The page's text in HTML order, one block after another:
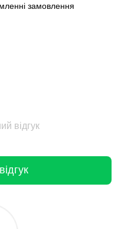
замовлення
відгук